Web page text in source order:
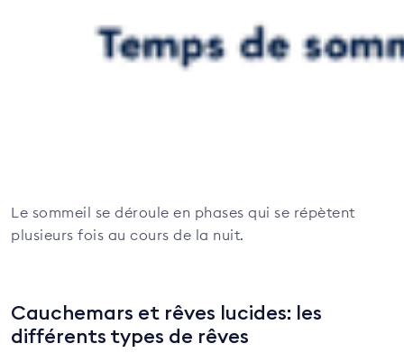
Le sommeil se déroule en phases qui se répètent
plusieurs fois au cours de la nuit.
Cauchemars et rêves lucides: les
différents types de rêves